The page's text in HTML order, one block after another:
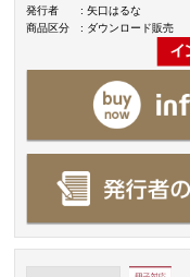
発行者
: 矢口はるな
商品区分
: ダウンロード販売